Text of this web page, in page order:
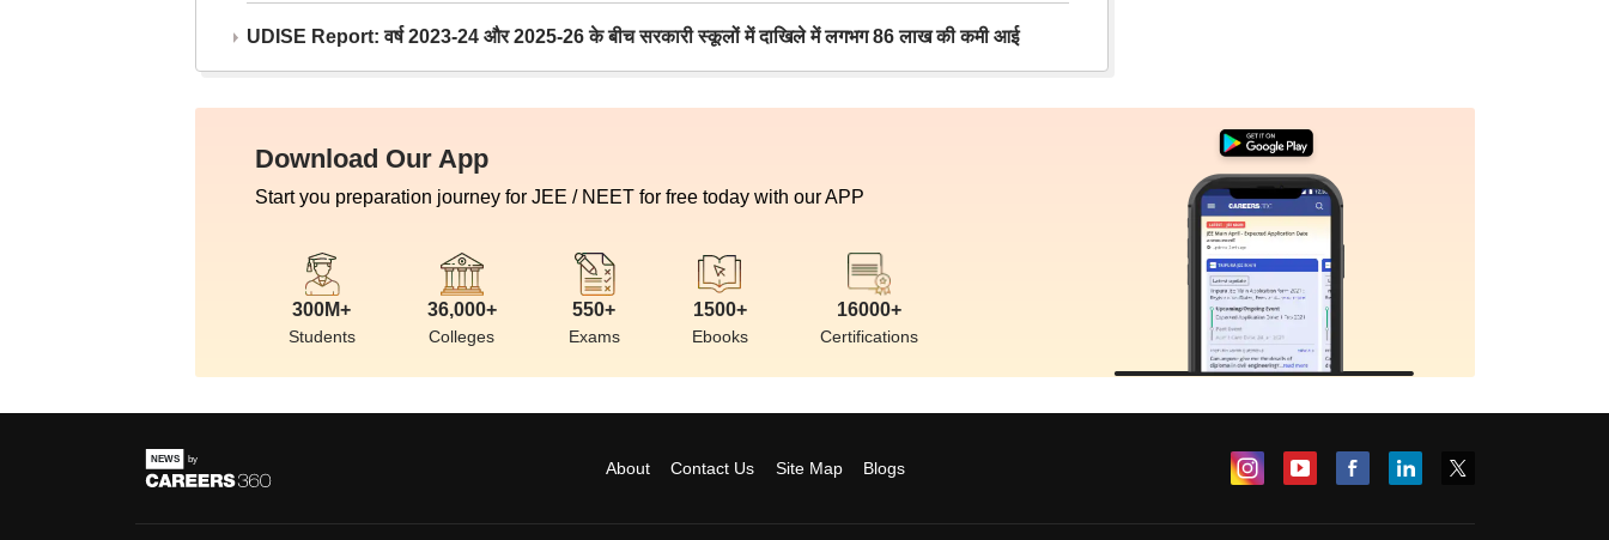
UDISE Report: वर्ष 2023-24 और 2025-26 के बीच सरकारी स्कूलों में दाखिले में लगभग 86 लाख की कमी आई
Download Our App
Start you preparation journey for JEE / NEET for free today with our APP
300M+
Students
36,000+
Colleges
550+
Exams
1500+
Ebooks
16000+
Certifications
About Contact Us Site Map Blogs